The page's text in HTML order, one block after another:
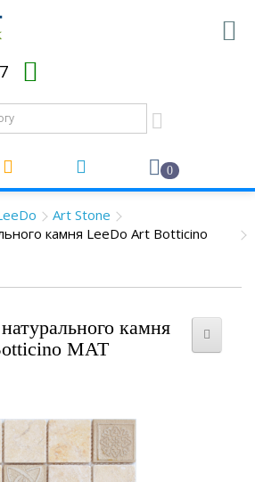
0
Art Stone
камня LeeDo Art Botticino
камня
MAT